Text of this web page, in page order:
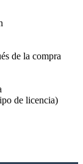
de la compra
de licencia)